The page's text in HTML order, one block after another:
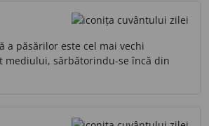
a păsărilor este cel mai vechi
mediului, sărbătorindu-se încă din